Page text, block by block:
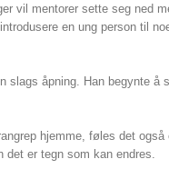
vil mentorer sette seg ned
en ung person til
åpning. Han begynte å
hjemme, føles det
det er tegn som kan endres.